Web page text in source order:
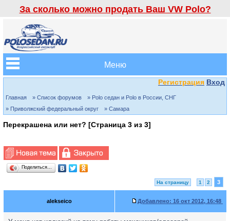
За сколько можно продать Ваш VW Polo?
Меню
Регистрация Вход
Главная » Список форумов
» Polo седан и Polo в России, СНГ
» Приволжский федеральный округ
» Самара
Перекрашена или нет? [Страница 3 из 3]
Поделиться…
На страницу 1 2 3
alekseico Добавлено: 16 окт 2012, 16:48